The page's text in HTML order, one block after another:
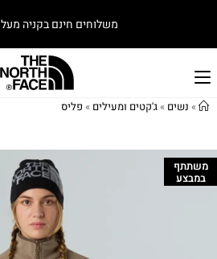
משלוחים חינם בקניה מעל 249 ש"ח
» נשים »ג'קטים ומעילים » פליס
משתתף
במבצע